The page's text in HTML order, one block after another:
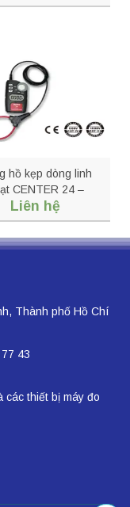
hồ kẹp dòng linh
CENTER 24 –
AC Clamp Meter
(8″)
Liên hệ
Thành phố Hồ Chí
43
các thiết bị máy đo